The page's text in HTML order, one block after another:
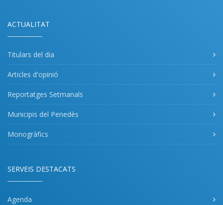
ACTUALITAT
Titulars del dia
Articles d'opinió
Reportatges Setmanals
Municipis del Penedès
Monogràfics
SERVEIS DESTACATS
Agenda